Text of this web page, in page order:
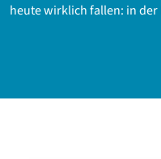
heute wirklich fallen: in der